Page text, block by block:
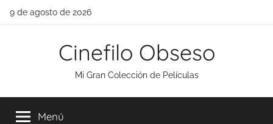
Saltar
9 de agosto de 2026
Cinefilo Obseso
Mi Gran Colección de Películas
Menú